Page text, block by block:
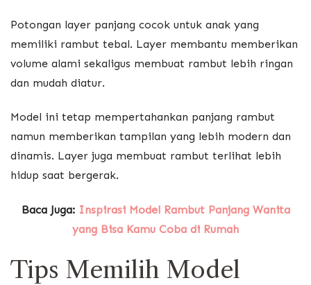
Potongan layer panjang cocok untuk anak yang
memiliki rambut tebal. Layer membantu memberikan
volume alami sekaligus membuat rambut lebih ringan
dan mudah diatur.
Model ini tetap mempertahankan panjang rambut
namun memberikan tampilan yang lebih modern dan
dinamis. Layer juga membuat rambut terlihat lebih
hidup saat bergerak.
Baca Juga: Inspirasi Model Rambut Panjang Wanita
yang Bisa Kamu Coba di Rumah
Tips Memilih Model